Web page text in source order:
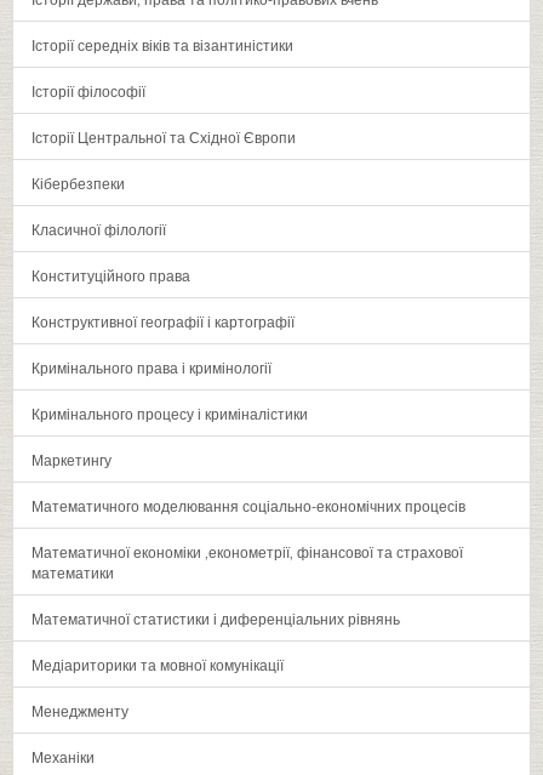
Історії середніх віків та візантиністики
Історії філософії
Історії Центральної та Східної Європи
Кібербезпеки
Класичної філології
Конституційного права
Конструктивної географії і картографії
Кримінального права і кримінології
Кримінального процесу і криміналістики
Маркетингу
Математичного моделювання соціально-економічних процесів
Математичної економіки ‚економетрії‚ фінансової та страхової
математики
Математичної статистики і диференціальних рівнянь
Медіариторики та мовної комунікації
Менеджменту
Механіки